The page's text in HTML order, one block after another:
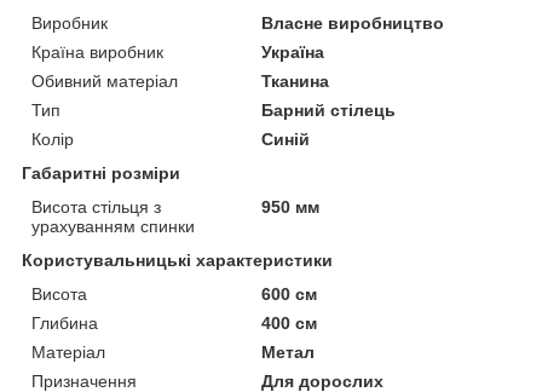
Виробник
Власне виробництво
Країна виробник
Україна
Обивний матеріал
Тканина
Тип
Барний стілець
Колір
Синій
Габаритні розміри
Висота стільця з
урахуванням спинки
950 мм
Користувальницькі характеристики
Висота
600 см
Глибина
400 см
Матеріал
Метал
Призначення
Для дорослих